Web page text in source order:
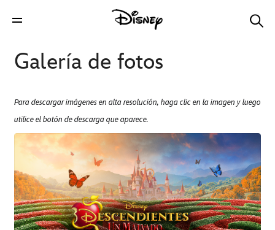
Galería de fotos
Para descargar imágenes en alta resolución, haga clic en la imagen y luego
utilice el botón de descarga que aparece.